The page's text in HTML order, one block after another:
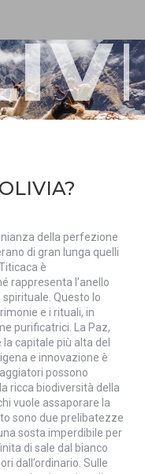
della perfezione
di gran lunga quelli
è
rappresenta l’anello
Questo lo
e i rituali, in
purificatrici. La Paz,
capitale più alta del
e innovazione è
possono
ricca biodiversità della
vuole assaporare la
sono due prelibatezze
sosta imperdibile per
di sale dal bianco
dall’ordinario. Sulle